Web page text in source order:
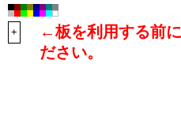
+
←板を利用する前
ださい。